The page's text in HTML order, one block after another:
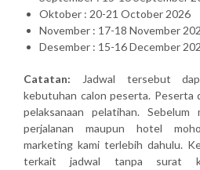
Oktober : 20-21 October 2026
November : 17-18 November
Desember : 15-16 December
Catatan: Jadwal tersebut
kebutuhan calon peserta. Peserta
pelaksanaan pelatihan.
perjalanan maupun hotel
marketing kami terlebih dahulu.
terkait jadwal tanpa surat